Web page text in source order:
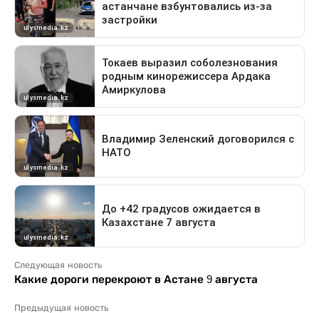
Следующая новость
Какие дороги перекроют в Астане 9 августа
Предыдущая новость